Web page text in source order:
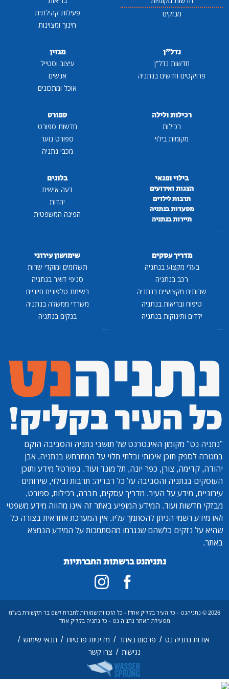
מבזקים
פעילות קהילתית
חינוך ומצוינות
נדל"ן
חדשות נדל"ן
פרויקטים חדשים בנתניה
מגזין
עיצוב וסטייל
אנשים
אוכל ומתכונים
רכילות ולילה
רכילות
מקומות בילוי
ספורט
חדשות ספורט
ספורט נוער
מכבי נתניה
בילוי ופנאי
הצגות ואירועים
תרבות לילדים
מסעדות בנתניה
תיירות בנתניה
בלוגים
דעה אישית
יהדות
הפינה המשפטית
מדריך עסקים
בעלי מקצוע בנתניה
רכב בנתניה
שרותים מקצועיים בנתניה
טיפוח ובריאות בנתניה
ילדים ותינוקות בנתניה
שימושון עירוני
תשלומים ומוקדי שרות
סניפי דואר בנתניה
רשימת טלפונים חיוניים
משרדי ממשלה בנתניה
בנקים בנתניה
"נתניה נט" מקומון האינטרנט של תושבי נתניה והסביבה הוקם
במטרה לספק תוכן איכותי ובלתי תלוי על המתרחש בנתניה, אבן
יהודה, קדימה, צורן, כפר יונה, תל מונד ועוד. בפורטל מידע ותוכן
העוסקים בנתניה והסביבה על כל רבדיה: תרבות ובילוי, שירותים
עירוניים, מידע על העיר, מדריך עסקים, חברה, רכילות, ספורט,
מבזקי חדשות ועוד. המידע המופיע באתר זה אינו מהווה מידע משפטי
ו/או מידע רשמי הניתן להסתמך עליו. אין המערכת אחראית בצורה כל
שהיא על נזקים כלשהם שנגרמו מהסתמכות על המידע הנמצא
באתר.
נתניהנט ברשתות החברתיות
2026 © נתניהנט - כל העיר בקליק אחד! - כל הזכויות שמורות לחברת לשם בר תקשורת בע"מ
מפעילת האתר נתניה נט - כל נתניה בקליק אחד
אודות נתניה נט / פרסום באתר / מדיניות פרטיות / תנאי שימוש /
נגישות / צרו קשר